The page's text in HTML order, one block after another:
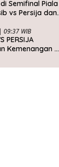
Semifinal Piala
vs Persija dan
09:37 WIB
PERSIJA
Kemenangan di